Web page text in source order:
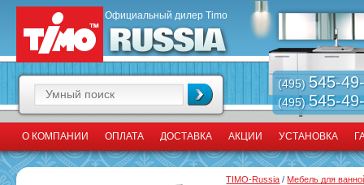
Официальный дилер Timo
(495) 545-
(495)545-
О КОМПАНИИ ОПЛАТА ДОСТАВКА АКЦИИ УСТАНОВКА
TIMO-Russia / Мебель для